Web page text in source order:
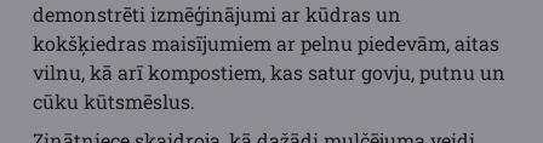
demonstrēti izmēģinājumi ar kūdras un
kokšķiedras maisījumiem ar pelnu piedevām, aitas
vilnu, kā arī kompostiem, kas satur govju, putnu un
cūku kūtsmēslus.